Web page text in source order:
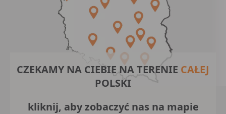
CZEKAMY NA CIEBIE NA TERENIE CAŁEJ
POLSKI
kliknij, aby zobaczyć nas na mapie